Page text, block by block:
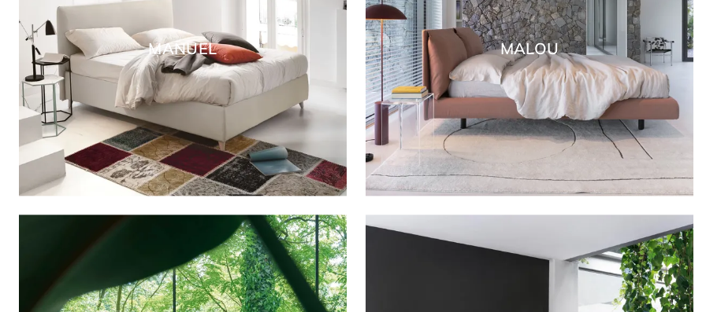
MANUEL MALOU